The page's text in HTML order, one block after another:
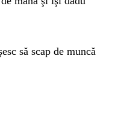
să scap de muncă